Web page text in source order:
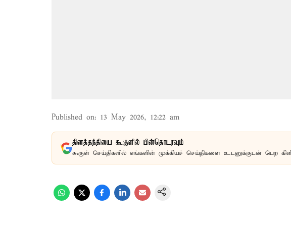
Published on: 13 May 2026, 12:22 am
தினத்தந்தியை கூகுளில் பின்தொடரவும்
கூகுள் செய்திகளில் எங்களின் முக்கியச் செய்திகளை உடனுக்குடன் பெற